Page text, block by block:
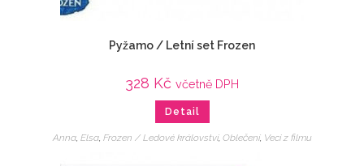
Pyžamo / Letní set Frozen
328 Kč včetně DPH
Detail
Anna, Elsa, Frozen / Ledové království, Oblečení, Veci z filmu